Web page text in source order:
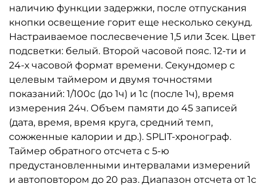
наличию функции задержки, после отпускания
кнопки освещение горит еще несколько секунд.
Настраиваемое послесвечение 1,5 или 3сек. Цвет
подсветки: белый. Второй часовой пояс. 12-ти и
24-х часовой формат времени. Секундомер с
целевым таймером и двумя точностями
показаний: 1/100с (до 1ч) и 1с (после 1ч), время
измерения 24ч. Объем памяти до 45 записей
(дата, время, время круга, средний темп,
сожженные калории и др.). SPLIT-хронограф.
Таймер обратного отсчета с 5-ю
предустановленными интервалами измерений
и автоповтором до 20 раз. Диапазон отсчета от 1с